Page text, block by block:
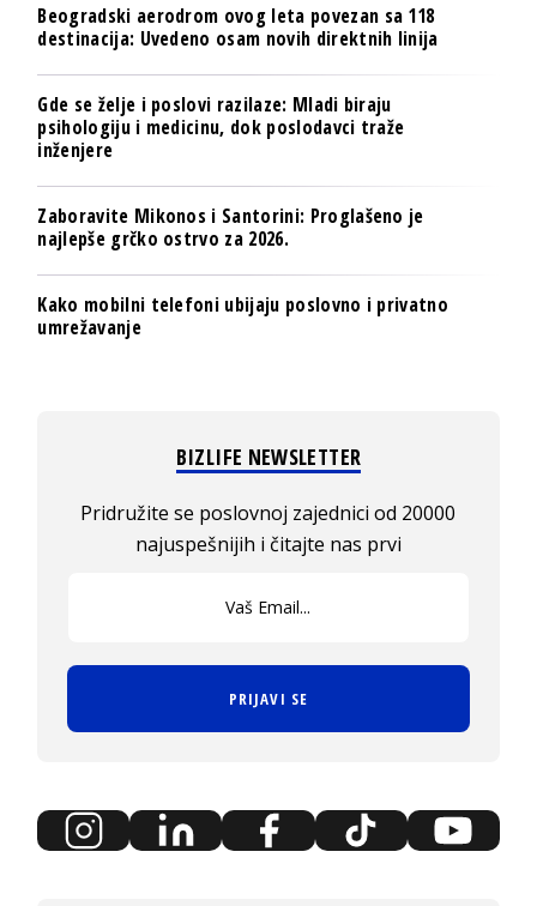
Beogradski aerodrom ovog leta povezan sa 118
destinacija: Uvedeno osam novih direktnih linija
Gde se želje i poslovi razilaze: Mladi biraju
psihologiju i medicinu, dok poslodavci traže
inženjere
Zaboravite Mikonos i Santorini: Proglašeno je
najlepše grčko ostrvo za 2026.
Kako mobilni telefoni ubijaju poslovno i privatno
umrežavanje
BIZLIFE NEWSLETTER
Pridružite se poslovnoj zajednici od 20000
najuspešnijih i čitajte nas prvi
PRIJAVI SE